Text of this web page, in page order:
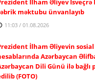
İlham Əliyev
məktubu ünvanlayıb
11:03 / 01.08.2026
İlham Əliyevin
Azərbaycan
Dili Günü ilə bağlı
(FOTO)